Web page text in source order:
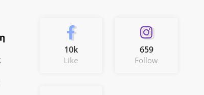
10k
Like
659
Follow